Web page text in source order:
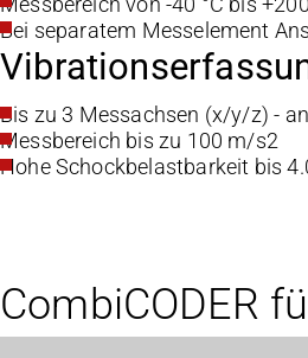
Bei separatem Messelement
Bis zu 3 Messachsen (x/y/z) -
Messbereich bis zu 100 m/s2
Hohe Schockbelastbarkeit bis
CombiCODER